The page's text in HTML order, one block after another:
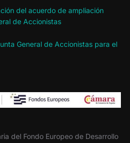
del acuerdo de ampliación
de Accionistas
General de Accionistas para el
del Fondo Europeo de Desarrollo